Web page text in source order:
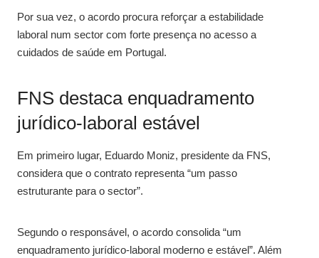
Por sua vez, o acordo procura reforçar a estabilidade
laboral num sector com forte presença no acesso a
cuidados de saúde em Portugal.
FNS destaca enquadramento
jurídico-laboral estável
Em primeiro lugar, Eduardo Moniz, presidente da FNS,
considera que o contrato representa “um passo
estruturante para o sector”.
Segundo o responsável, o acordo consolida “um
enquadramento jurídico-laboral moderno e estável”. Além